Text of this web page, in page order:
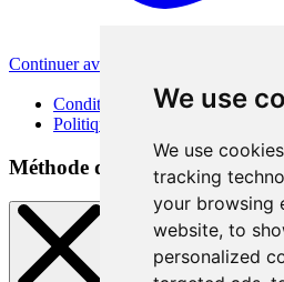
We use
We use
tracking
your browsing
website, to
personalized
Continuer avec Apple
Conditions d'utilisation
Politique de confidentialité
Méthode de connexion